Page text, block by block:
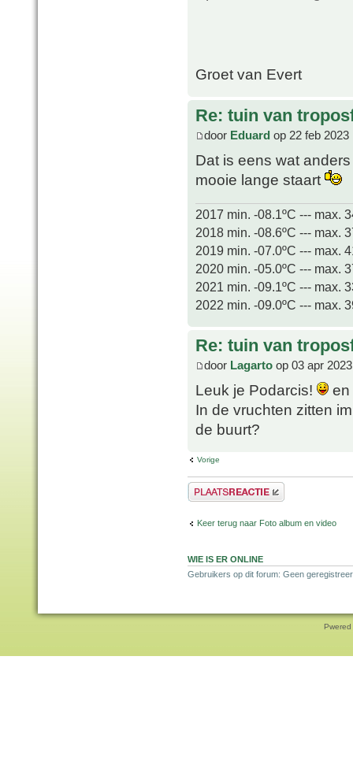
Groet van Evert
Re: tuin van
door Eduard op 22 feb 2023
Dat is eens wat
mooie lange staart
2017 min. -08.1ºC --- max.
2018 min. -08.6ºC --- max.
2019 min. -07.0ºC --- max.
2020 min. -05.0ºC --- max.
2021 min. -09.1ºC --- max.
2022 min. -09.0ºC --- max.
Re: tuin van
door Lagarto op 03 apr
Leuk je Podarcis!
en
In de vruchten zitten
de buurt?
Vorige
Plaats een reactie
Keer terug naar Foto album en video
WIE IS ER ONLINE
Gebruikers op dit forum: Geen